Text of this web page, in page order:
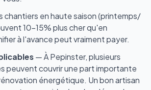
chantiers en haute saison (printemps/
10-15% plus cher qu'en
à l'avance peut vraiment payer.
— À Pepinster, plusieurs
peuvent couvrir une part importante
énergétique. Un bon artisan